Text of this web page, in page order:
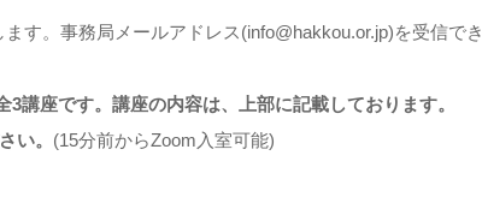
す。事務局メールアドレス(info@hakkou.or.jp)を受信でき
講座です。講座の内容は、上部に記載しております。
い。 (15分前からZoom入室可能)